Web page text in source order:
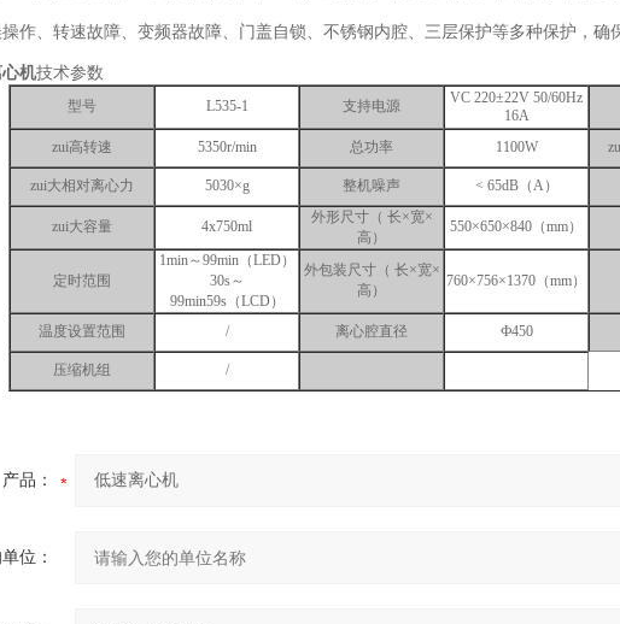
作、转速故障、变频器故障、门盖自锁、不锈钢内腔、三层保护等多种保护，确
机技术参数
型号 L535-1 支持电源
VC 220±22V 50/60Hz
16A
zui高转速 5350r/min 总功率 1100W
zui大相对离心力 5030×g 整机噪声 < 65dB（A）
zui大容量 4x750ml
外形尺寸（ 长×宽×
高）
550×650×840（mm）
定时范围
1min～99min（LED）
30s～
99min59s（LCD）
外包装尺寸（ 长×宽×
高）
760×756×1370（mm）
温度设置范围 / 离心腔直径 Ф450
压缩机组 /
产品：
位：